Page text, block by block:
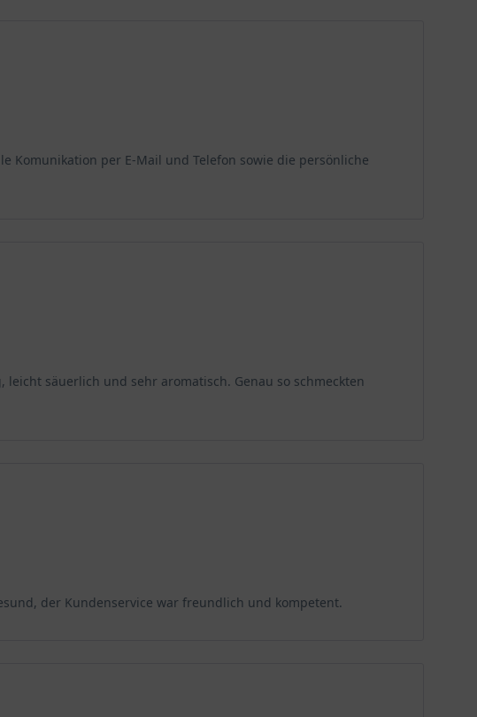
per E‑Mail und Telefon sowie die persönliche
säuerlich und sehr aromatisch. Genau so schmeckten
der Kundenservice war freundlich und kompetent.